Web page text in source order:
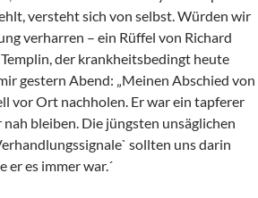
versteht sich von selbst. Würden wir
verharren – ein Rüffel von Richard
der krankheitsbedingt heute
gestern Abend: „Meinen Abschied von
vor Ort nachholen. Er war ein tapferer
bleiben. Die jüngsten unsäglichen
sollten uns darin
er es immer war.´